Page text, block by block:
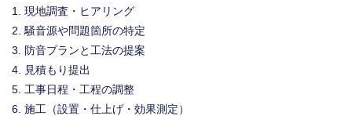
現地調査・ヒアリング
騒音源や問題箇所の特定
防音プランと工法の提案
見積もり提出
工事日程・工程の調整
施工（設置・仕上げ・効果測定）